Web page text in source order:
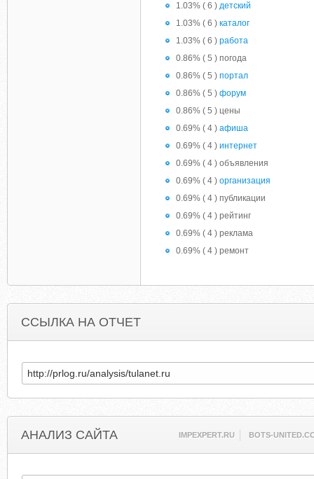
1.03% ( 6 ) детский
1.03% ( 6 ) каталог
1.03% ( 6 ) работа
0.86% ( 5 ) погода
0.86% ( 5 ) портал
0.86% ( 5 ) форум
0.86% ( 5 ) цены
0.69% ( 4 ) афиша
0.69% ( 4 ) интернет
0.69% ( 4 ) объявления
0.69% ( 4 ) организация
0.69% ( 4 ) публикации
0.69% ( 4 ) рейтинг
0.69% ( 4 ) реклама
0.69% ( 4 ) ремонт
ССЫЛКА НА ОТЧЕТ
АНАЛИЗ САЙТА IMPEXPERT.RU BOTS-